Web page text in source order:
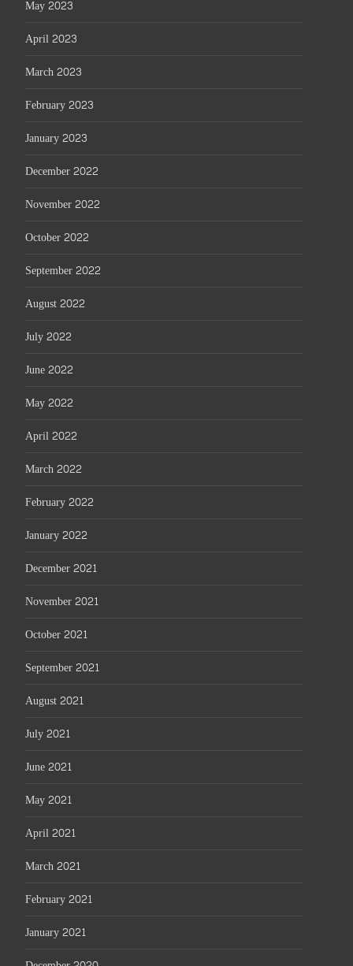
May 2023
April 2023
March 2023
February 2023
January 2023
December 2022
November 2022
October 2022
September 2022
August 2022
July 2022
June 2022
May 2022
April 2022
March 2022
February 2022
January 2022
December 2021
November 2021
October 2021
September 2021
August 2021
July 2021
June 2021
May 2021
April 2021
March 2021
February 2021
January 2021